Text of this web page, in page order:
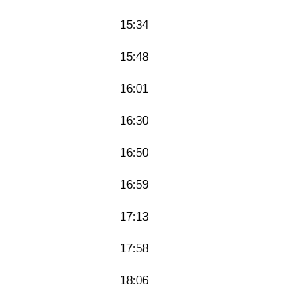
15:34
15:48
16:01
16:30
16:50
16:59
17:13
17:58
18:06